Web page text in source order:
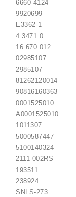
6660-4124
9920699
E3362-1
4.3471.0
16.670.012
02985107
2985107
81262120014
90816160363
0001525010
A0001525010
1011307
5000587447
5100140324
2111-002RS
193511
238924
SNLS-273